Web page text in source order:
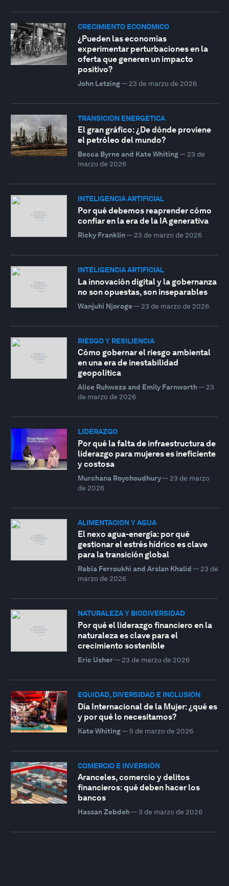
CRECIMIENTO ECONÓMICO
¿Pueden las economías
experimentar perturbaciones en la
oferta que generen un impacto
positivo?
John Letzing— 23 de marzo de 2026
TRANSICIÓN ENERGÉTICA
El gran gráfico: ¿De dónde proviene
el petróleo del mundo?
Becca Byrne and Kate Whiting— 23 de
marzo de 2026
INTELIGENCIA ARTIFICIAL
Por qué debemos reaprender cómo
confiar en la era de la IA generativa
Ricky Franklin— 23 de marzo de 2026
INTELIGENCIA ARTIFICIAL
La innovación digital y la gobernanza
no son opuestas, son inseparables
Wanjuhi Njoroge— 23 de marzo de 2026
RIESGO Y RESILIENCIA
Cómo gobernar el riesgo ambiental
en una era de inestabilidad
geopolítica
Alice Ruhweza and Emily Farnworth— 23
de marzo de 2026
LIDERAZGO
Por qué la falta de infraestructura de
liderazgo para mujeres es ineficiente
y costosa
Murchana Roychoudhury— 23 de marzo
de 2026
ALIMENTACIÓN Y AGUA
El nexo agua-energía: por qué
gestionar el estrés hídrico es clave
para la transición global
Rabia Ferroukhi and Arslan Khalid — 23 de
marzo de 2026
NATURALEZA Y BIODIVERSIDAD
Por qué el liderazgo financiero en la
naturaleza es clave para el
crecimiento sostenible
Eric Usher— 23 de marzo de 2026
EQUIDAD, DIVERSIDAD E INCLUSIÓN
Día Internacional de la Mujer: ¿qué es
y por qué lo necesitamos?
Kate Whiting— 5 de marzo de 2026
COMERCIO E INVERSIÓN
Aranceles, comercio y delitos
financieros: qué deben hacer los
bancos
Hassan Zebdeh— 3 de marzo de 2026